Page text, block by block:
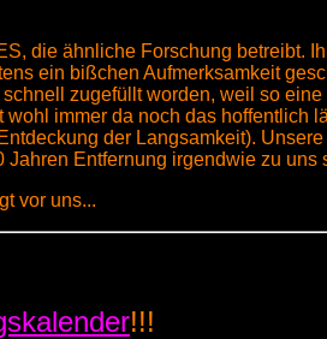
die ähnliche Forschung betreibt.
ein bißchen Aufmerksamkeit
zugefüllt worden, weil so
immer da noch das hoffentlich
der Langsamkeit).
Entfernung irgendwie zu
vor uns...
!!!